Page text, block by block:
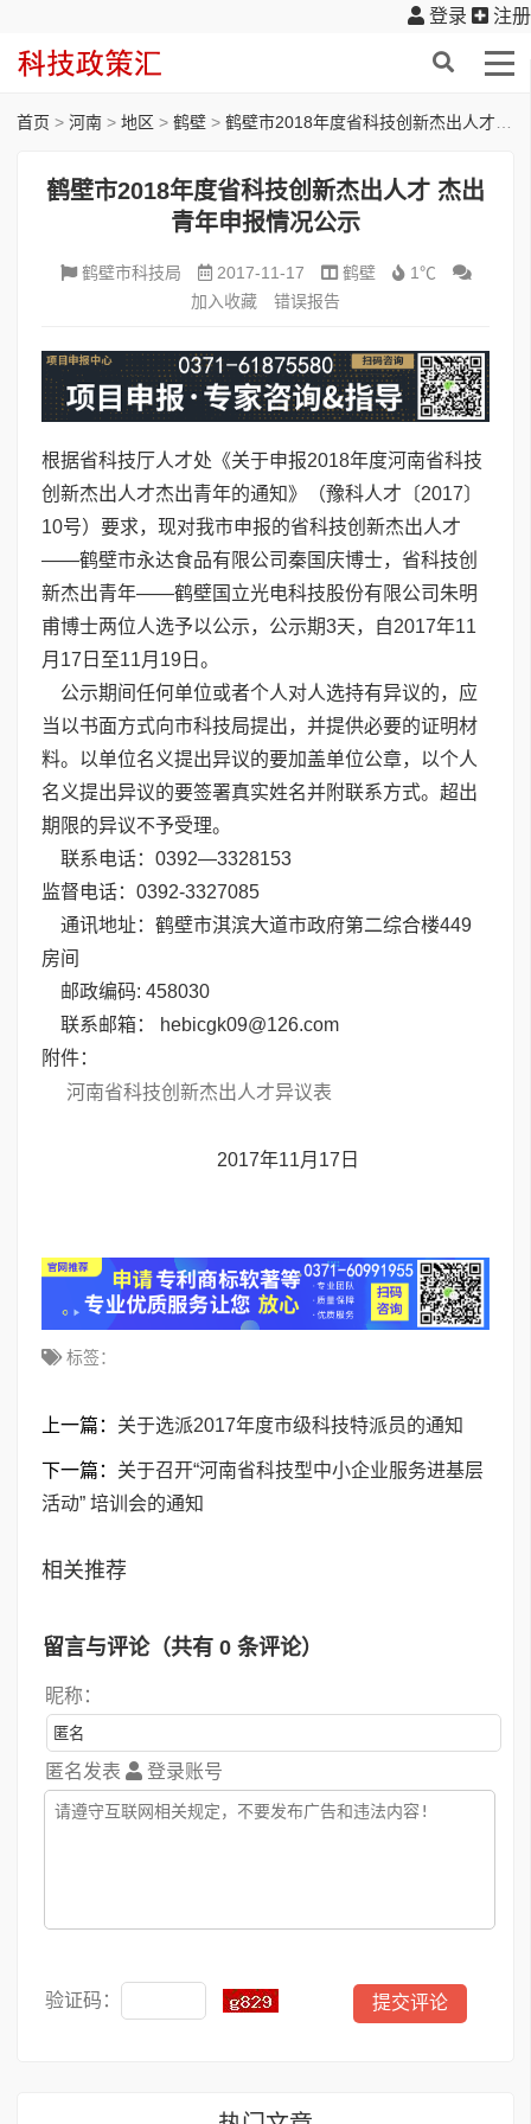
登录 注册
首页 > 河南 > 地区 > 鹤壁 > 鹤壁市2018年度省科技创新杰出人才 杰出青年申报情况公示
鹤壁市2018年度省科技创新杰出人才 杰出
青年申报情况公示
鹤壁市科技局 2017-11-17 鹤壁
1℃
加入收藏
错误报告
根据省科技厅人才处《关于申报2018年度河南省科技
创新杰出人才杰出青年的通知》（豫科人才〔2017〕
10号）要求，现对我市申报的省科技创新杰出人才
——鹤壁市永达食品有限公司秦国庆博士，省科技创
新杰出青年——鹤壁国立光电科技股份有限公司朱明
甫博士两位人选予以公示，公示期3天，自2017年11
月17日至11月19日。
公示期间任何单位或者个人对人选持有异议的，应
当以书面方式向市科技局提出，并提供必要的证明材
料。以单位名义提出异议的要加盖单位公章，以个人
名义提出异议的要签署真实姓名并附联系方式。超出
期限的异议不予受理。
联系电话：0392—3328153
监督电话：0392-3327085
通讯地址：鹤壁市淇滨大道市政府第二综合楼449
房间
邮政编码: 458030
联系邮箱： hebicgk09@126.com
附件：
河南省科技创新杰出人才异议表
2017年11月17日
标签：
上一篇： 关于选派2017年度市级科技特派员的通知
下一篇： 关于召开“河南省科技型中小企业服务进基层
活动” 培训会的通知
相关推荐
留言与评论（共有 0 条评论）
昵称：
匿名发表 登录账号
验证码：